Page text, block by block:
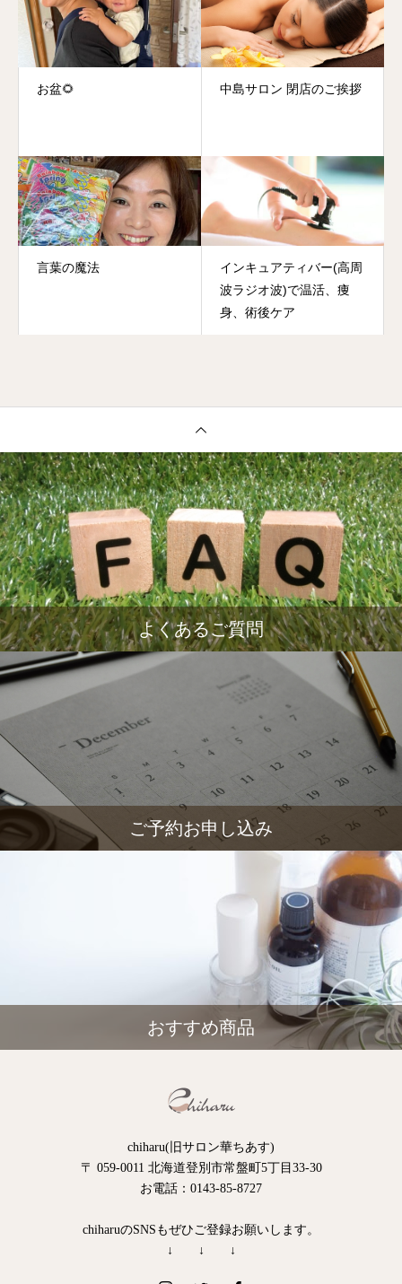
お盆🌻 中島サロン 閉店のご挨拶
言葉の魔法
インキュアティバー(高周
波ラジオ波)で温活、痩
身、術後ケア
よくあるご質問
ご予約お申し込み
おすすめ商品
chiharu(旧サロン華ちあす)
〒 059-0011 北海道登別市常盤町5丁目33-30
お電話：0143-85-8727
chiharuのSNSもぜひご登録お願いします。
↓ ↓ ↓